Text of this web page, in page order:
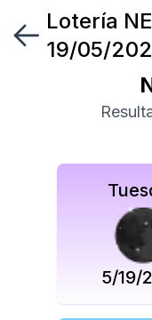
Síguenos
en
Lotería
19/05/
5/19/